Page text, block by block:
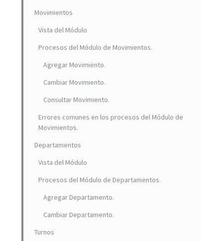
Movimientos
Vista del Módulo
Procesos del Módulo de Movimientos.
Agregar Movimiento.
Cambiar Movimiento.
Consultar Movimiento.
Errores comunes en los procesos del Módulo de
Movimientos.
Departamentos
Vista del Módulo
Procesos del Módulo de Departamentos.
Agregar Departamento.
Cambiar Departamento.
Turnos